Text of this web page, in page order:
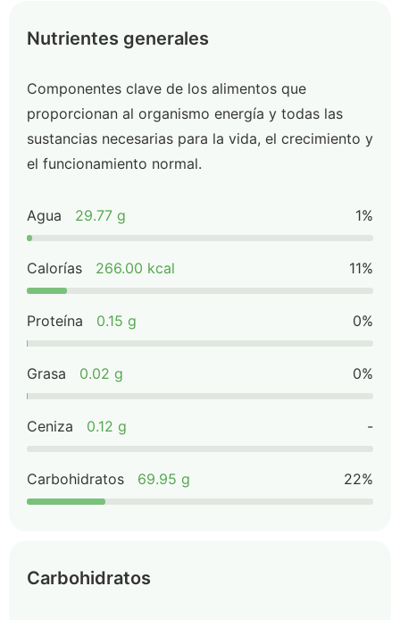
Nutrientes generales
Componentes clave de los alimentos que
proporcionan al organismo energía y todas las
sustancias necesarias para la vida, el crecimiento y
el funcionamiento normal.
Agua 29.77 g 1%
Calorías 266.00 kcal 11%
Proteína 0.15 g 0%
Grasa 0.02 g 0%
Ceniza 0.12 g -
Carbohidratos 69.95 g 22%
Carbohidratos